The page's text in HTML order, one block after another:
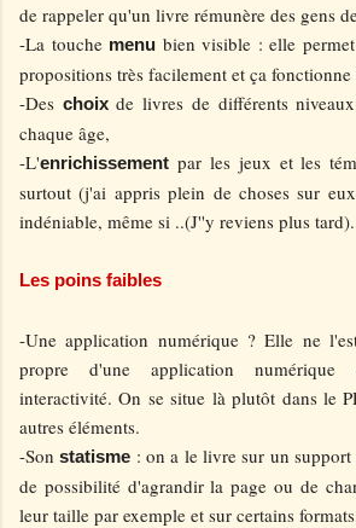
de rappeler qu'un livre rémunère des gens
-La touche menu bien visible : elle
propositions très facilement et ça
-Des choixde livres de différents
chaque âge,
-L'enrichissement par les jeux et les
surtout (j'ai appris plein de choses sur
indéniable, même si ..(J''y reviens plus tard).
Les poins faibles
-Une application numérique ? Elle ne
propre d'une application numérique
interactivité. On se situe là plutôt dans le
autres éléments.
-Sonstatisme : on a le livre sur un
de possibilité d'agrandir la page ou de
leur taille par exemple et sur certains